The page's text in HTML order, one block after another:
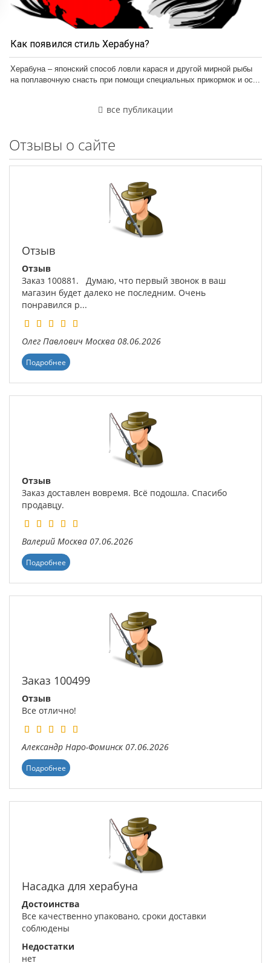
Как появился стиль Херабуна?
Херабуна – японский способ ловли карася и другой мирной рыбы
на поплавочную снасть при помощи специальных прикормок и ос...
все публикации
Отзывы о сайте
Отзыв
Отзыв
Заказ 100881. Думаю, что первый звонок в ваш
магазин будет далеко не последним. Очень
понравился р...
Олег Павлович Москва 08.06.2026
Подробнее
Отзыв
Заказ доставлен вовремя. Всё подошла. Спасибо
продавцу.
Валерий Москва 07.06.2026
Подробнее
Заказ 100499
Отзыв
Все отлично!
Александр Наро-Фоминск 07.06.2026
Подробнее
Насадка для херабуна
Достоинства
Все качественно упаковано, сроки доставки
соблюдены
Недостатки
нет